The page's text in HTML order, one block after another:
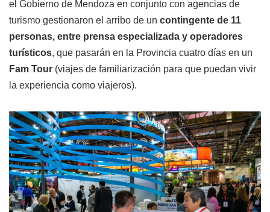
el Gobierno de Mendoza en conjunto con agencias de
turismo gestionaron el arribo de un contingente de 11
personas, entre prensa especializada y operadores
turísticos, que pasarán en la Provincia cuatro días en un
Fam Tour (viajes de familiarización para que puedan vivir
la experiencia como viajeros).